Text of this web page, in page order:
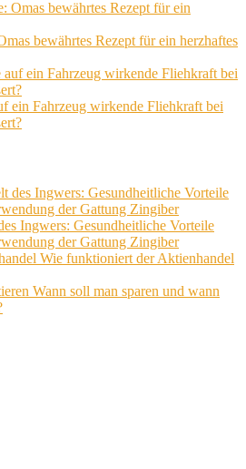
bewährtes Rezept für ein herzhaftes
ein Fahrzeug wirkende Fliehkraft bei
Ingwers: Gesundheitliche Vorteile
der Gattung Zingiber
Wie funktioniert der Aktienhandel
Wann soll man sparen und wann